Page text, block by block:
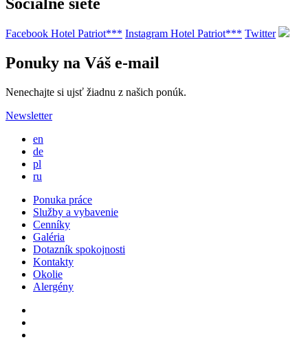
Facebook Hotel Patriot*** Instagram Hotel Patriot*** Twitter
Ponuky na Váš e-mail
Nenechajte si ujsť žiadnu z našich ponúk.
Newsletter
en
de
pl
ru
Ponuka práce
Služby a vybavenie
Cenníky
Galéria
Dotazník spokojnosti
Kontakty
Okolie
Alergény